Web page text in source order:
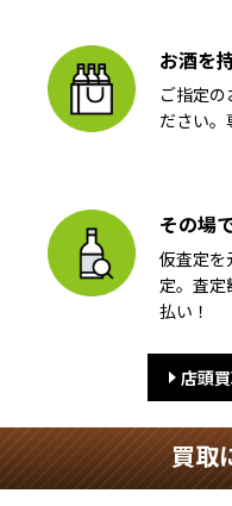
お酒を
ご指定の
ださい。
その場
仮査定を
定。査定
払い！
店頭
買取